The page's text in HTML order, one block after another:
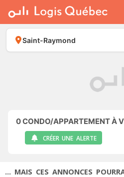
À LOUER
À VENDRE
PLACER UNE ANNONCE
Saint-Raymond
0CONDO/APPARTEMENT À
CRÉER UNE ALERTE
... MAIS CES ANNONCES